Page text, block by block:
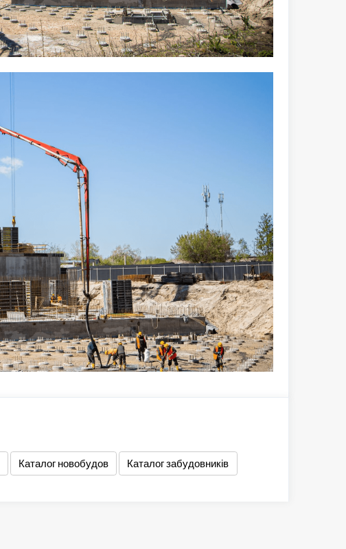
Каталог новобудов Каталог забудовників